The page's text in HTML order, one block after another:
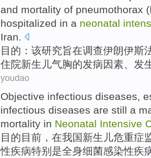
and mortality of pneumothorax
hospitalized in a neonatal
Iran.
目的 ：该研究旨在调查伊朗伊斯
住院新生儿气胸的发病因素、 发
youdao
Objective infectious diseases
infectious diseases are still a
mortality in Neonatal Intensive
目的目前， 在我国新生儿危重症
性疾病特别是全身细菌感染性疾